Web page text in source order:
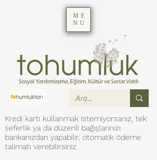
ME
NU
Kredi kartı kullanmak istemiyorsanız, tek
seferlik ya da düzenli bağışlarınızı
bankanızdan yapabilir, otomatik ödeme
talimatı verebilirsiniz.